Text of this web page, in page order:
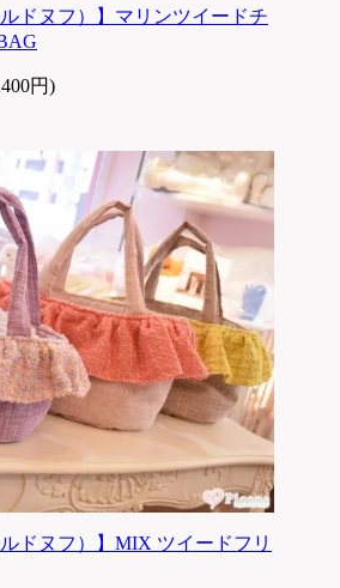
ルドヌフ）】マリンツイードチ
円)
ルドヌフ）】MIX ツイードフリ